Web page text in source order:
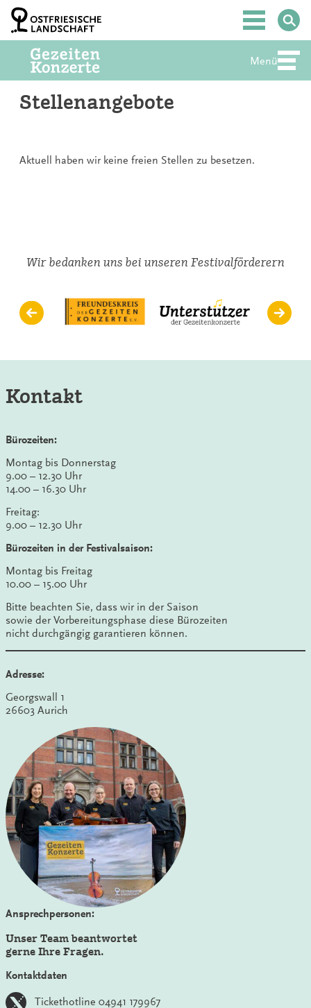
Zum
Inhalt
springen
Hauptmenü
Menü
Stellenangebote
Aktuell haben wir keine freien Stellen zu besetzen.
Wir bedanken uns bei unseren Festivalförderern
Kontakt
Bürozeiten:
Montag bis Donnerstag
9.00 – 12.30 Uhr
14.00 – 16.30 Uhr
Freitag:
9.00 – 12.30 Uhr
Bürozeiten in der Festivalsaison:
Montag bis Freitag
10.00 – 15.00 Uhr
Bitte beachten Sie, dass wir in der Saison
sowie der Vorbereitungsphase diese Bürozeiten
nicht durchgängig garantieren können.
Adresse:
Georgswall 1
26603 Aurich
Ansprechpersonen:
Unser Team beantwortet
gerne Ihre Fragen.
Kontaktdaten
Tickethotline 04941 179967